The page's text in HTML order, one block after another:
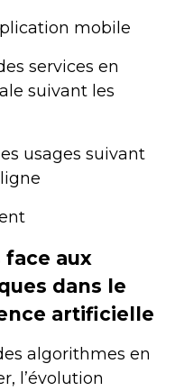
mobile
services en
suivant les
usages suivant
face aux
dans le
artificielle
algorithmes en
l’évolution